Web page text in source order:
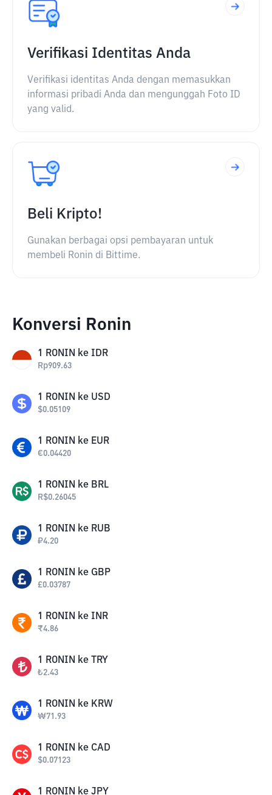
Verifikasi Identitas Anda
Verifikasi identitas Anda dengan memasukkan
informasi pribadi Anda dan mengunggah Foto ID
yang valid.
Beli Kripto!
Gunakan berbagai opsi pembayaran untuk
membeli Ronin di Bittime.
Konversi Ronin
1 RONIN ke IDR
Rp909.63
1 RONIN ke USD
$0.05109
1 RONIN ke EUR
€0.04420
1 RONIN ke BRL
R$0.26045
1 RONIN ke RUB
₽4.20
1 RONIN ke GBP
£0.03787
1 RONIN ke INR
₹4.86
1 RONIN ke TRY
₺2.43
1 RONIN ke KRW
₩71.93
1 RONIN ke CAD
$0.07123
1 RONIN ke JPY